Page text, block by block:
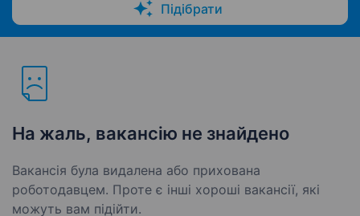
Підібрати
На жаль, вакансію не знайдено
Вакансія була видалена або прихована
роботодавцем. Проте є інші хороші вакансії, які
можуть вам підійти.